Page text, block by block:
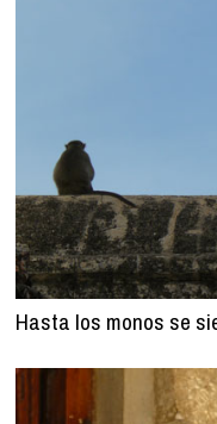
Hasta los monos se